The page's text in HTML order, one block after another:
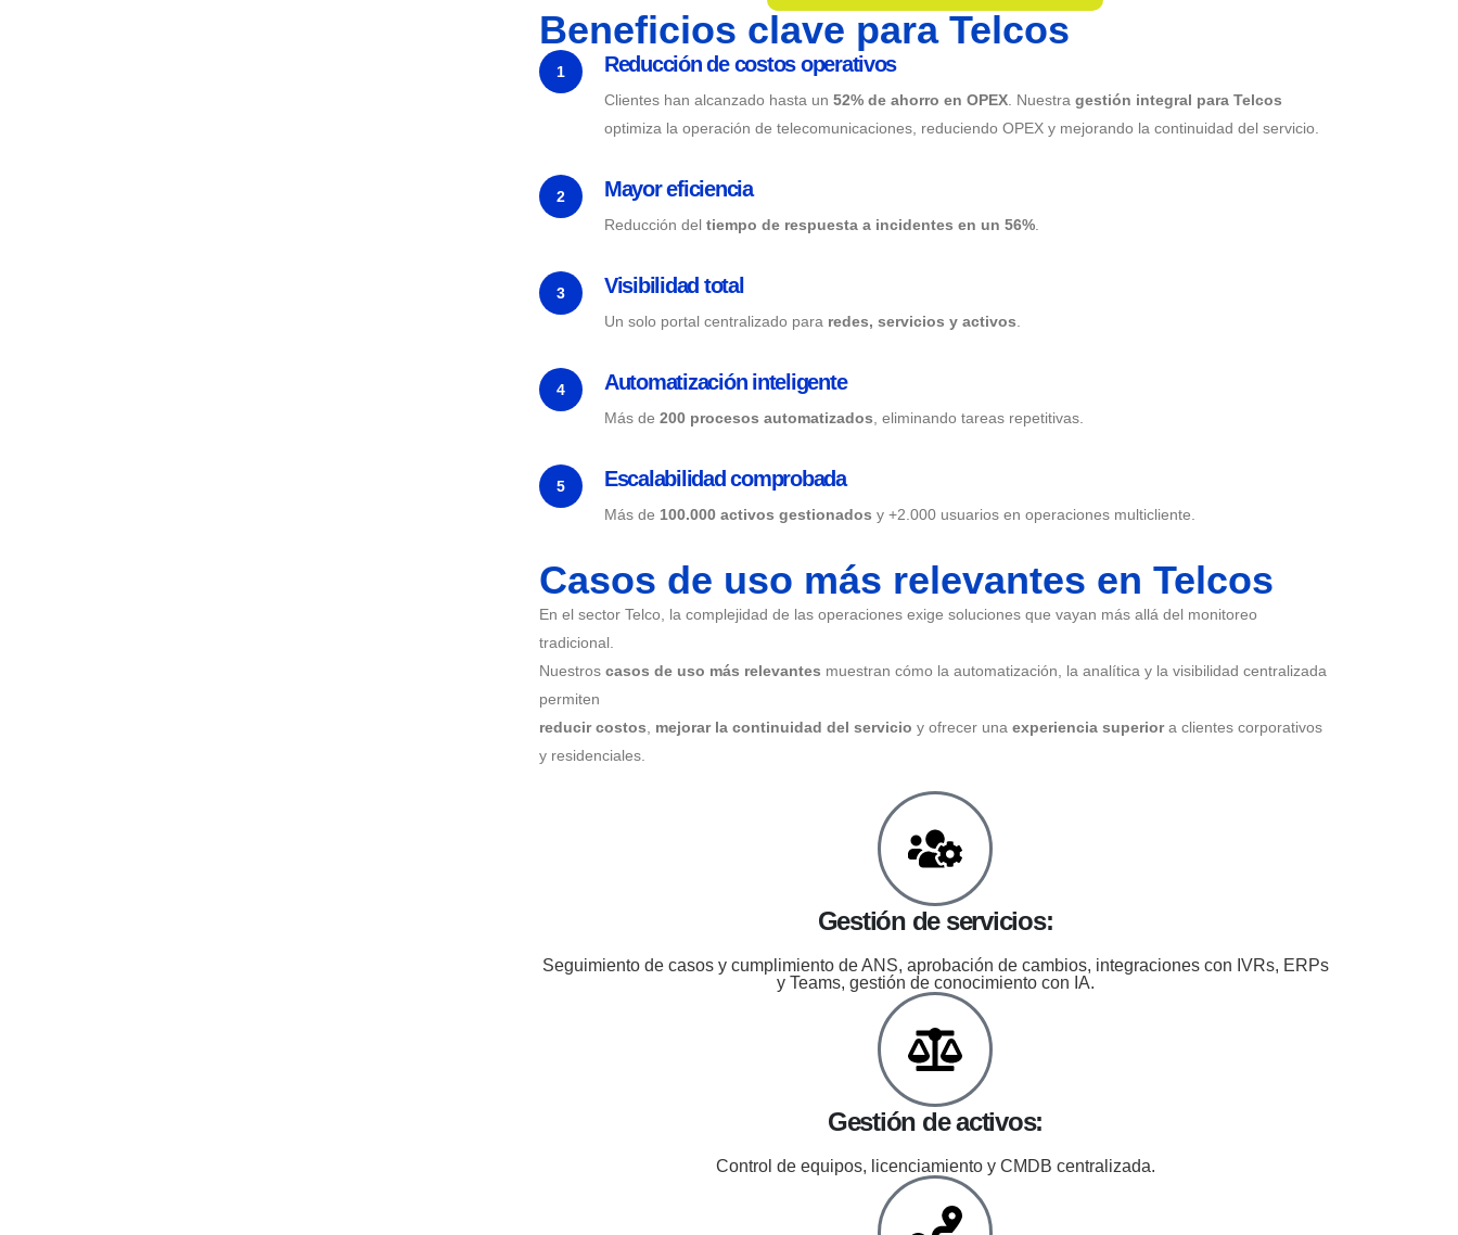
Beneficios clave para Telcos
1 Reducción de costos operativos
Clientes han alcanzado hasta un 52% de ahorro en OPEX . Nuestra gestión integral para Telcos
optimiza la operación de telecomunicaciones, reduciendo OPEX y mejorando la continuidad del servicio.
2 Mayor eficiencia
Reducción del tiempo de respuesta a incidentes en un 56%
3 Visibilidad total
Un solo portal centralizado para redes, servicios y activos
4 Automatización inteligente
Más de 200 procesos automatizados , eliminando tareas repetitivas.
5 Escalabilidad comprobada
Más de 100.000 activos gestionados y +2.000 usuarios en operaciones multicliente.
Casos de uso más relevantes en Telcos
En el sector Telco, la complejidad de las operaciones exige soluciones que vayan más allá del monitoreo
tradicional.
Nuestros casos de uso más relevantes muestran cómo la automatización, la analítica y la visibilidad centralizada
permiten
reducir costos
mejorar la continuidad del servicio y ofrecer una experiencia superiora clientes corporativos
y residenciales.
Gestión de servicios:
Seguimiento de casos y cumplimiento de ANS, aprobación de cambios, integraciones con IVRs, ERPs
y Teams, gestión de conocimiento con IA.
Gestión de activos:
Control de equipos, licenciamiento y CMDB centralizada.